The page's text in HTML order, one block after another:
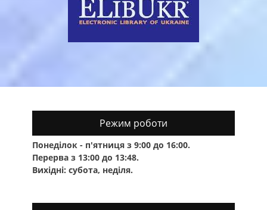
Режим роботи
Понеділок - п'ятниця з 9:00 до 16:00.
Перерва з 13:00 до 13:48.
Вихідні: субота, неділя.